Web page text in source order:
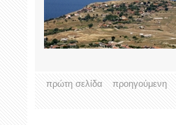
πρώτη σελίδα προηγούμενη